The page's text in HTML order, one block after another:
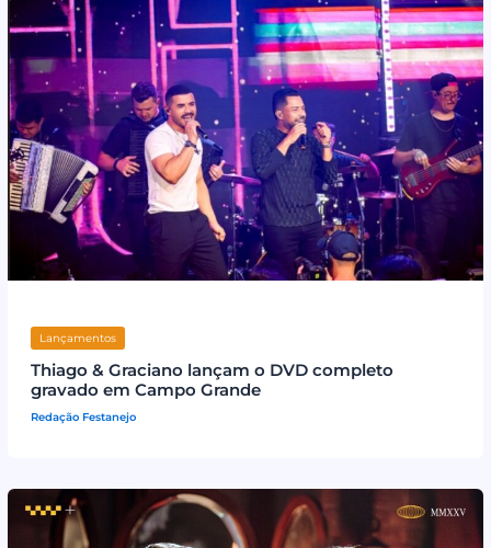
Lançamentos
Thiago & Graciano lançam o DVD completo
gravado em Campo Grande
Redação Festanejo